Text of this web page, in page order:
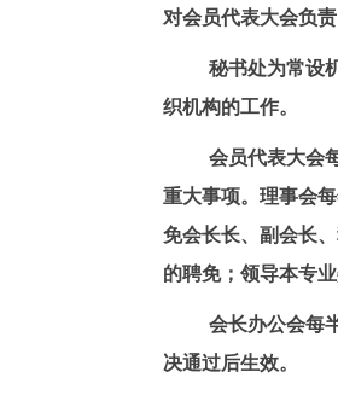
对会员代表大会负
秘书处为常设
织机构的工作。
会员代表大会
重大事项。理事会
免会长长、副会长
的聘免；领导本专
会长办公会每
决通过后生效。